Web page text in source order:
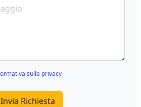
sulla privacy
Invia Richiesta